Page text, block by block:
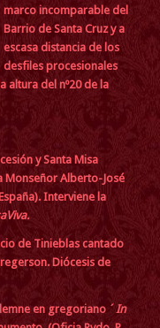
marco incomparable del
Barrio de Santa Cruz y a
escasa distancia de los
desfiles procesionales
altura del nº20 de la
y Santa Misa
Alberto-José
Interviene la
de Tinieblas cantado
Diócesis de
en gregoriano ´In